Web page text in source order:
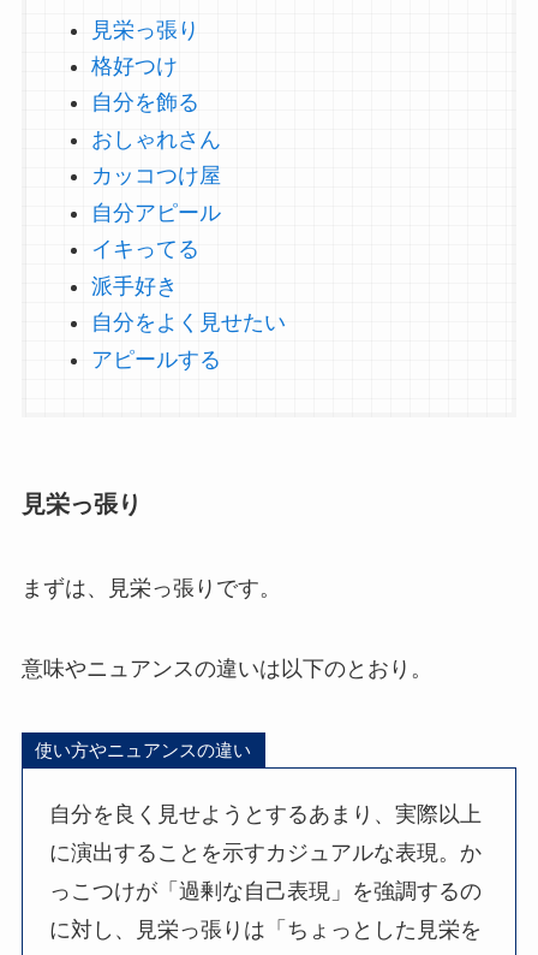
見栄っ張り
格好つけ
自分を飾る
おしゃれさん
カッコつけ屋
自分アピール
イキってる
派手好き
自分をよく見せたい
アピールする
見栄っ張り
まずは、見栄っ張りです。
意味やニュアンスの違いは以下のとおり。
使い方やニュアンスの違い
自分を良く見せようとするあまり、実際以上
に演出することを示すカジュアルな表現。か
っこつけが「過剰な自己表現」を強調するの
に対し、見栄っ張りは「ちょっとした見栄を